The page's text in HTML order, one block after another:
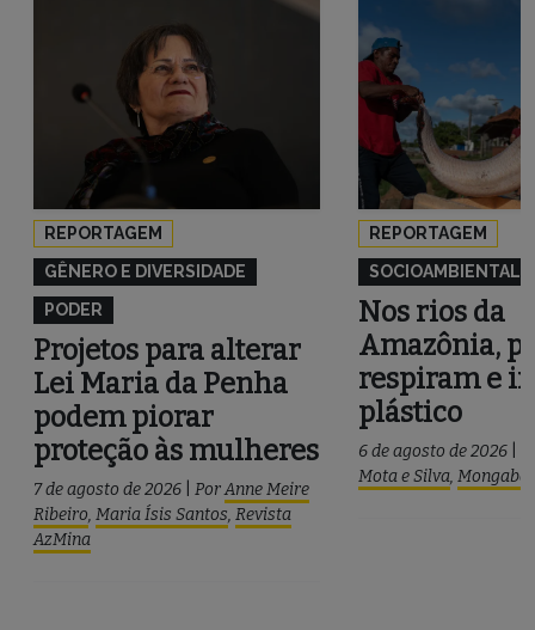
REPORTAGEM
GÊNERO E DIVERSIDADE
PODER
Projetos para alterar
Lei Maria da Penha
podem piorar
proteção às mulheres
7 de agosto de 2026 PorAnne Meire
Ribeiro, Maria Ísis Santos, Revista
AzMina
REPORTAGEM
SOCIOAMBIENTAL
Nos rios da
Amazônia,
respiram e
plástico
6 de agosto de 2026
Mota e Silva,